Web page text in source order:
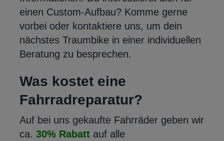
einen Custom-Aufbau? Komme gerne
vorbei oder kontaktiere uns, um dein
nächstes Traumbike in einer individuellen
Beratung zu besprechen.
Was kostet eine
Fahrradreparatur?
Auf bei uns gekaufte Fahrräder geben wir
ca. 30% Rabatt auf alle